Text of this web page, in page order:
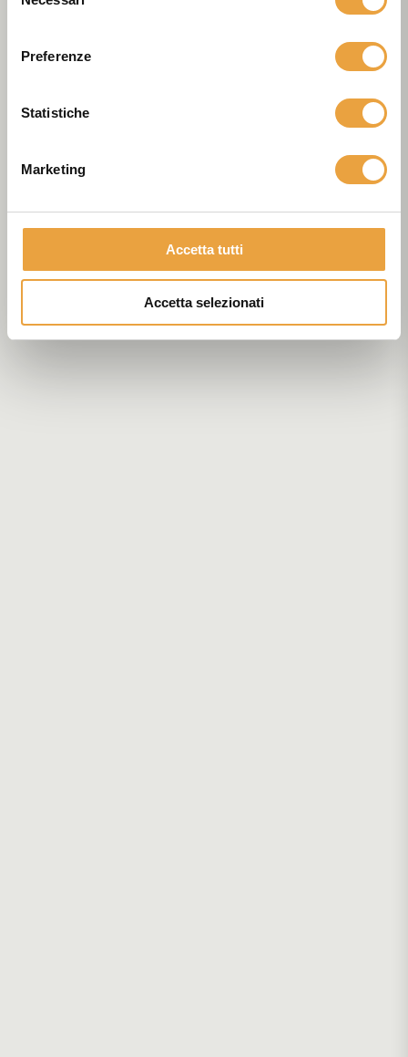
Preferenze
Statistiche
Marketing
Accetta tutti
Accetta selezionati